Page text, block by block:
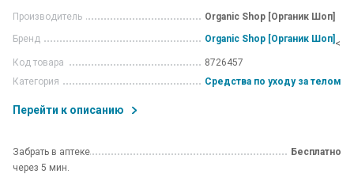
Производитель
Organic Shop [Органик Шоп]
Бренд
Organic Shop [Органик Шоп] <
Код товара
8726457
Категория
Средства по уходу за телом
Перейти к описанию
Забрать в аптеке
через 5 мин.
Бесплатно